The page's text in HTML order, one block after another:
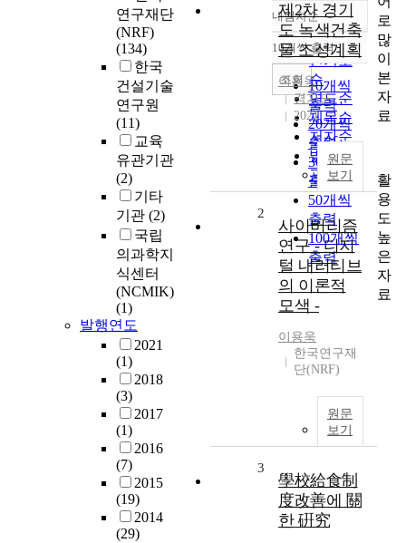
연구재단
(NRF)
(134)
한국
건설기술
연구원
(11)
교육
유관기관
(2)
기타
기관 (2)
국립
의과학지
식센터
(NCMIK)
(1)
발행연도
2021
(1)
2018
(3)
2017
(1)
2016
(7)
2015
(19)
2014
(29)
정확도
순
인기도
순
연도순
제목순
저자순
발행기
관순
내림차순
내림차순
10개씩 출력
10개씩
출력
20개씩
출력
30개씩
출력
50개씩
출력
100개씩
출력
조회
제2차 경기
도 녹색건축
물 조성계획
이용욱
경기도
2021
원문
보기
2
사이버리즘
연구 - 디지
털 내러티브
의 이론적
모색 -
이용욱
한국연구재
단(NRF)
원문
보기
3
學校給食制
度改善에 關
한 硏究
로
많
이
본
자
료
활
용
도
높
은
자
료